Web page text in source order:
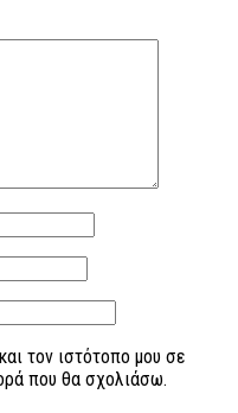
τον ιστότοπο μου σε
που θα σχολιάσω.